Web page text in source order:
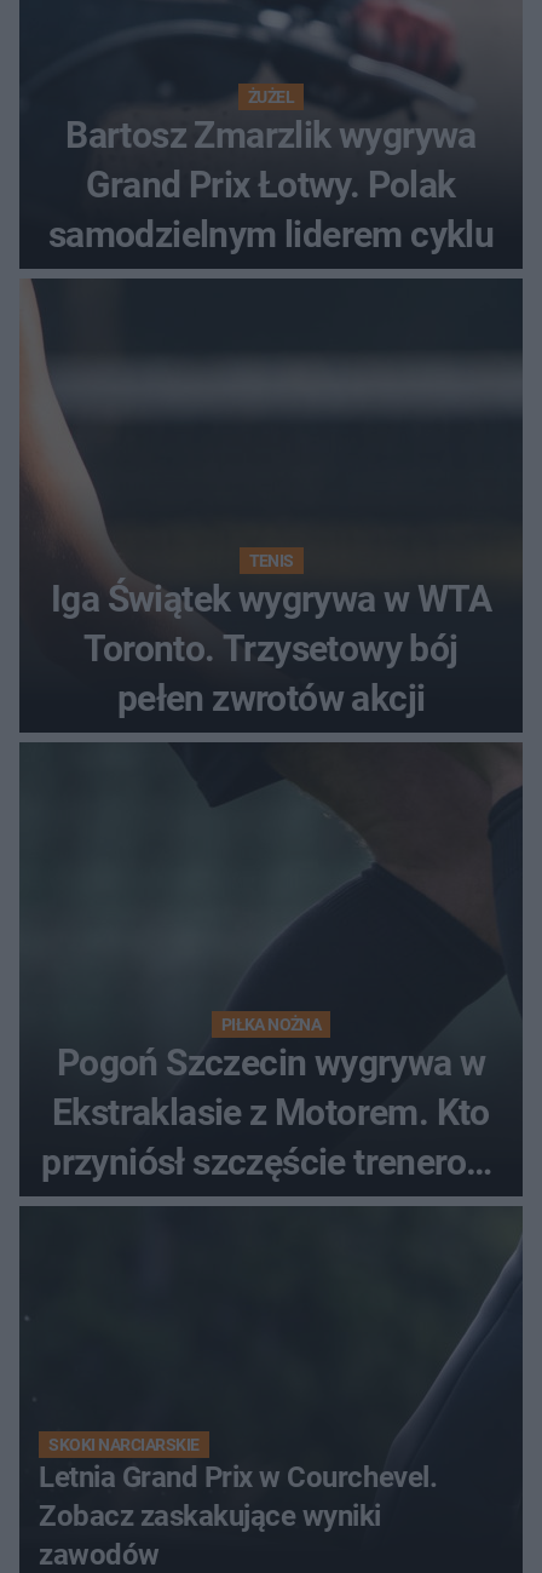
ŻUŻEL
Bartosz Zmarzlik wygrywa
Grand Prix Łotwy. Polak
samodzielnym liderem cyklu
TENIS
Iga Świątek wygrywa w WTA
Toronto. Trzysetowy bój
pełen zwrotów akcji
PIŁKA NOŻNA
Pogoń Szczecin wygrywa w
Ekstraklasie z Motorem. Kto
przyniósł szczęście trenerowi
gospodarzy?
SKOKI NARCIARSKIE
Letnia Grand Prix w Courchevel.
Zobacz zaskakujące wyniki
zawodów